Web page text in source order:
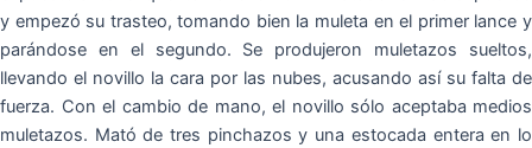
y empezó su trasteo, tomando bien la muleta en el primer lance y
parándose en el segundo. Se produjeron muletazos sueltos,
llevando el novillo la cara por las nubes, acusando así su falta de
fuerza. Con el cambio de mano, el novillo sólo aceptaba medios
muletazos. Mató de tres pinchazos y una estocada entera en lo